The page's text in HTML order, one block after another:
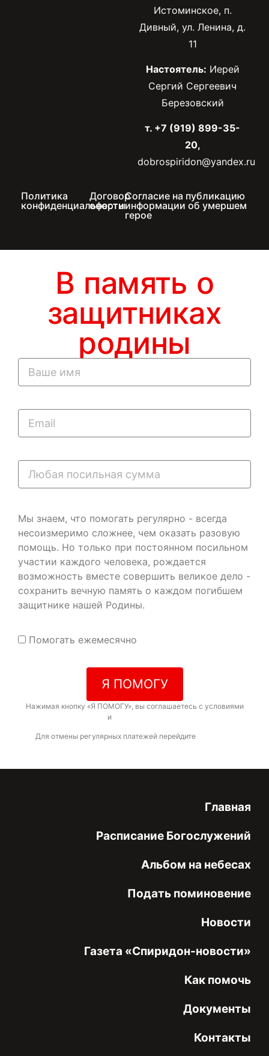
Истоминское, п.
Дивный, ул. Ленина, д.
11
Настоятель: Иерей
Сергий Сергеевич
Березовский
т. +7 (919) 899-35-
20,
dobrospiridon@yandex.ru
Политика
конфиденциальности
Договор
оферты
Согласие на публикацию
информации об умершем
герое
В память о
защитниках
родины
Мы знаем, что помогать регулярно - всегда
несоизмеримо сложнее, чем оказать разовую
помощь. Но только при постоянном посильном
участии каждого человека, рождается
возможность вместе совершить великое дело -
сохранить вечную память о каждом погибшем
защитнике нашей Родины.
Помогать ежемесячно
Я ПОМОГУ
Нажимая кнопку «Я ПОМОГУ», вы соглашаетесь с условиями
и
Для отмены регулярных платежей перейдите
Главная
Расписание Богослужений
Альбом на небесах
Подать поминовение
Новости
Газета «Спиридон-новости»
Как помочь
Документы
Контакты